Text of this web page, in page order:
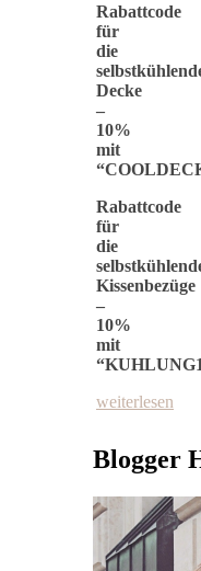
Rabattcode
für
die
Decke
–
10%
mit
Rabattcode
für
die
Kissenbezüge
–
10%
mit
weiterlesen
Blogger